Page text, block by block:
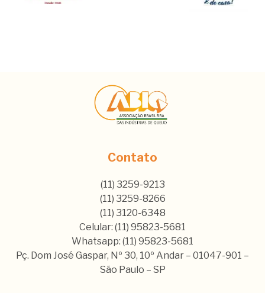
Contato
(11) 3259-9213
(11) 3259-8266
(11) 3120-6348
Celular: (11) 95823-5681
Whatsapp: (11) 95823-5681
Pç. Dom José Gaspar, Nº 30, 10º Andar – 01047-901 –
São Paulo – SP